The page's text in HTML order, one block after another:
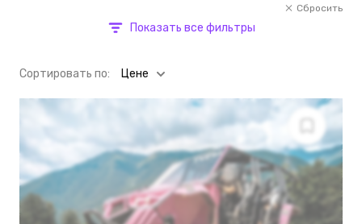
Сбросить
Показать все фильтры
Cортировать по: Цене